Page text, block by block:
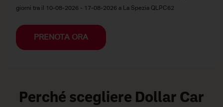
giorni tra il 10-08-2026 - 17-08-2026 a La Spezia QLPC62
PRENOTA ORA
Perché scegliere Dollar Car